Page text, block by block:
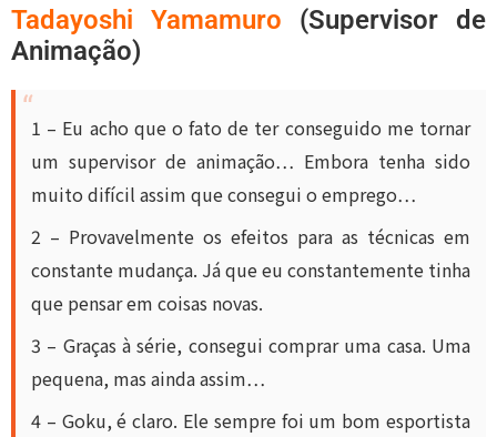
Tadayoshi Yamamuro (Supervisor de
Animação)
1 – Eu acho que o fato de ter conseguido me tornar
um supervisor de animação… Embora tenha sido
muito difícil assim que consegui o emprego…
2 – Provavelmente os efeitos para as técnicas em
constante mudança. Já que eu constantemente tinha
que pensar em coisas novas.
3 – Graças à série, consegui comprar uma casa. Uma
pequena, mas ainda assim…
4 – Goku, é claro. Ele sempre foi um bom esportista